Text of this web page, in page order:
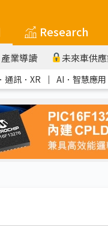
Research
業導讀 未來車供
通訊．XR ｜ AI．智慧應